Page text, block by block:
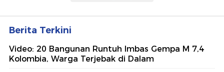
Berita Terkini
Video: 20 Bangunan Runtuh Imbas Gempa M 7,4
Kolombia, Warga Terjebak di Dalam